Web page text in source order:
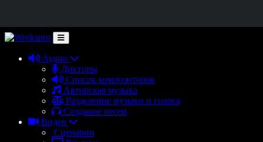
Аудио
Дикторы
Список композиторов
Авторская музыка
Разделение музыки и голоса
Создание песен
Видео
Сценарии